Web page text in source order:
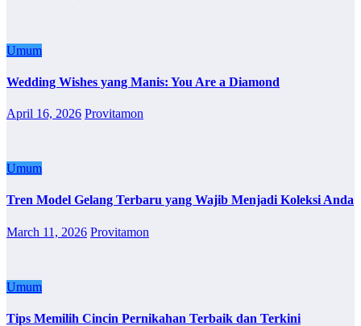
Umum
Wedding Wishes yang Manis: You Are a Diamond
April 16, 2026 Provitamon
Umum
Tren Model Gelang Terbaru yang Wajib Menjadi Koleksi Anda
March 11, 2026 Provitamon
Umum
Tips Memilih Cincin Pernikahan Terbaik dan Terkini